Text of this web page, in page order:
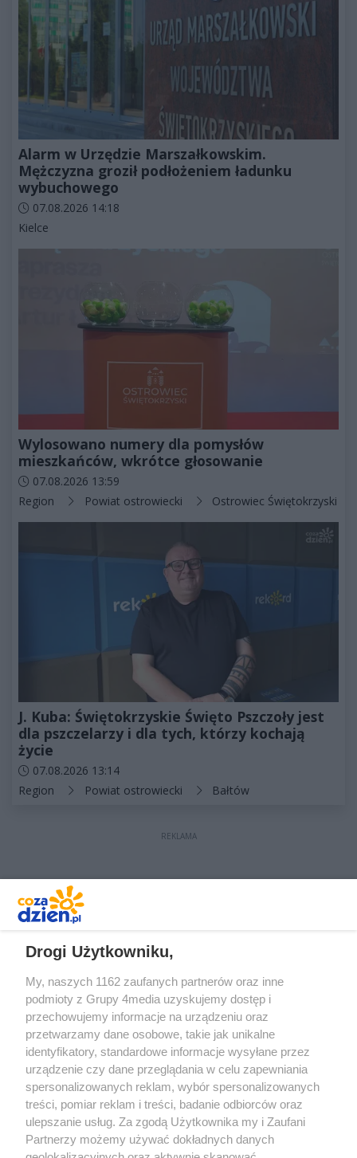
Alarm w Urzędzie Marszałkowskim.
Mężczyzna groził podłożeniem ładunku
wybuchowego
Data dodania artykułu:
07.08.2026 14:18
Kategorie artykułu:
Kielce
Wylosowano numery dla pomysłów
mieszkańców, wkrótce głosowanie
Data dodania artykułu:
07.08.2026 13:59
Kategorie artykułu:
Region Powiat ostrowiecki Ostrowiec Świętokrzyski
J. Kuba: Świętokrzyskie Święto Pszczoły jest
dla pszczelarzy i dla tych, którzy kochają
życie
Data dodania artykułu:
07.08.2026 13:14
Kategorie artykułu:
Region Powiat ostrowiecki Bałtów
REKLAMA
Prywatność Reklama Redakcja Praca Kielce
Drogi Użytkowniku,
My, naszych 1162 zaufanych partnerów oraz inne
podmioty z Grupy 4media uzyskujemy dostęp i
przechowujemy informacje na urządzeniu oraz
przetwarzamy dane osobowe, takie jak unikalne
identyfikatory, standardowe informacje wysyłane przez
urządzenie czy dane przeglądania w celu zapewniania
spersonalizowanych reklam, wybór spersonalizowanych
treści, pomiar reklam i treści, badanie odbiorców oraz
ulepszanie usług. Za zgodą Użytkownika my i Zaufani
Partnerzy możemy używać dokładnych danych